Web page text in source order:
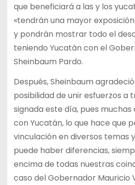
que beneficiará a las y los
«tendrán una mayor
y pondrán mostrar todo el
teniendo Yucatán con el
Sheinbaum Pardo.
Después, Sheinbaum
posibilidad de unir esfuerzos a
signada este día, pues muchas
con Yucatán, lo que hace que
vinculación en diversos temas
puede haber diferencias,
encima de todas nuestras
caso del Gobernador Mauricio